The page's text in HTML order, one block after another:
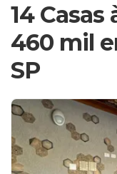
14 Casas
460 mil
SP